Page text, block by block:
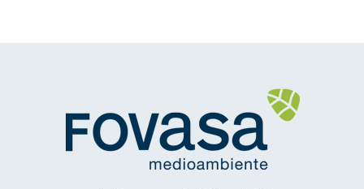
hora se ven, etc.
plataforma o aplicación y la utilización de las diferentes
opciones o servicios que en ella existan como, por
ejemplo, controlar el tráfico y la comunicación de datos,
identificar la sesión, acceder a partes de acceso